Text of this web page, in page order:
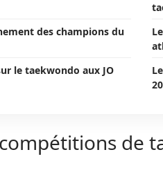
des champions du
le taekwondo aux JO
de